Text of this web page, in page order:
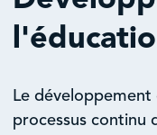
Le
processus continu